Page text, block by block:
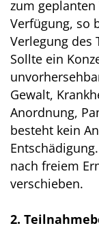
zum
Verfügung, so
Verlegung des
Sollte ein
Gewalt,
Anordnung,
besteht kein
nach freiem
verschieben.
2.